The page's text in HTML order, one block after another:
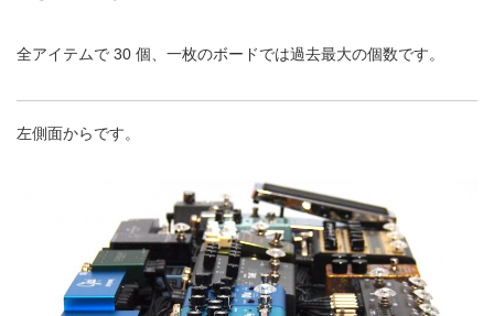
全アイテムで 30 個、一枚のボードでは過去最大の個数です。
左側面からです。